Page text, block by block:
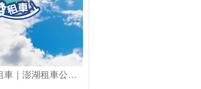
車｜澎湖租車公司